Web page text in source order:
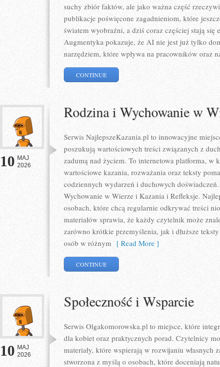
suchy zbiór faktów, ale jako ważna część
publikacje poświęcone zagadnieniom, które
światem wyobraźni, a dziś coraz częściej stają się
Augmentyka pokazuje, że AI nie jest już tylko
narzędziem, które wpływa na pracowników oraz
CONTINUE
10 MAJ
2026
Rodzina i Wychowanie w
Serwis NajlepszeKazania.pl to innowacyjne
poszukują wartościowych treści związanych z
zadumą nad życiem. To internetowa platforma, w
wartościowe kazania, rozważania oraz teksty
codziennych wydarzeń i duchowych
Wychowanie w Wierze i Kazania i Refleksje.
osobach, które chcą regularnie odkrywać treści
materiałów sprawia, że każdy czytelnik może
zarówno krótkie przemyślenia, jak i dłuższe
osób w różnym [ Read More ]
CONTINUE
10 MAJ
2026
Społeczność i Wsparcie
Serwis Olgakomorowska.pl to miejsce, które
dla kobiet oraz praktycznych porad. Czytelnicy
materiały, które wspierają w rozwijaniu własnych
stworzona z myślą o osobach, które doceniają